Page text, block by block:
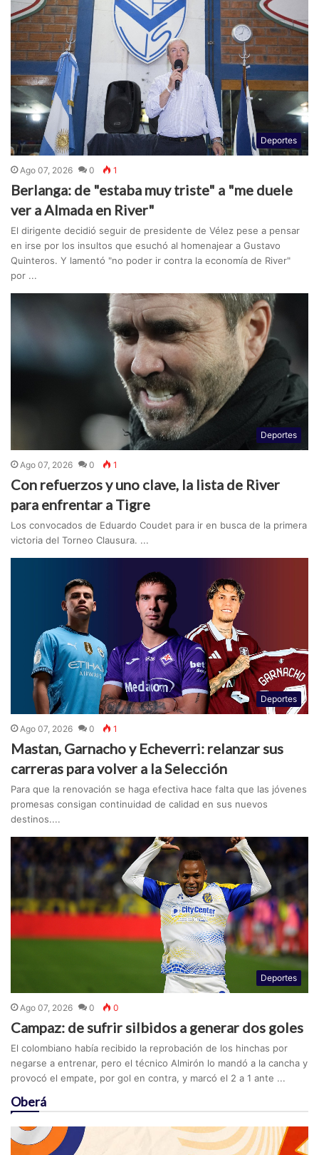
Deportes
Ago 07, 2026 0 1
Berlanga: de "estaba muy triste" a "me duele
ver a Almada en River"
El dirigente decidió seguir de presidente de Vélez pese a pensar
en irse por los insultos que esuchó al homenajear a Gustavo
Quinteros. Y lamentó "no poder ir contra la economía de River"
por ...
Deportes
Ago 07, 2026 0 1
Con refuerzos y uno clave, la lista de River
para enfrentar a Tigre
Los convocados de Eduardo Coudet para ir en busca de la primera
victoria del Torneo Clausura. ...
Deportes
Ago 07, 2026 0 1
Mastan, Garnacho y Echeverri: relanzar sus
carreras para volver a la Selección
Para que la renovación se haga efectiva hace falta que las jóvenes
promesas consigan continuidad de calidad en sus nuevos
destinos....
Deportes
Ago 07, 2026 0 0
Campaz: de sufrir silbidos a generar dos goles
El colombiano había recibido la reprobación de los hinchas por
negarse a entrenar, pero el técnico Almirón lo mandó a la cancha y
provocó el empate, por gol en contra, y marcó el 2 a 1 ante ...
Oberá